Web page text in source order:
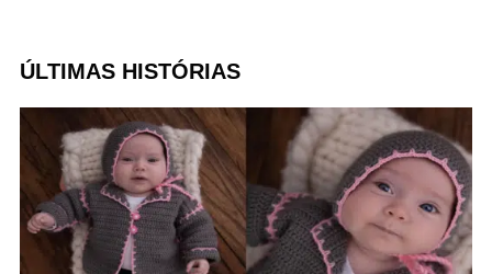
ÚLTIMAS HISTÓRIAS